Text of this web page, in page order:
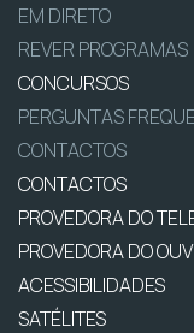
EM DIRETO
REVER PROGRAMAS
CONCURSOS
PERGUNTAS
CONTACTOS
CONTACTOS
PROVEDORA DO
PROVEDORA DO
ACESSIBILIDADES
SATÉLITES